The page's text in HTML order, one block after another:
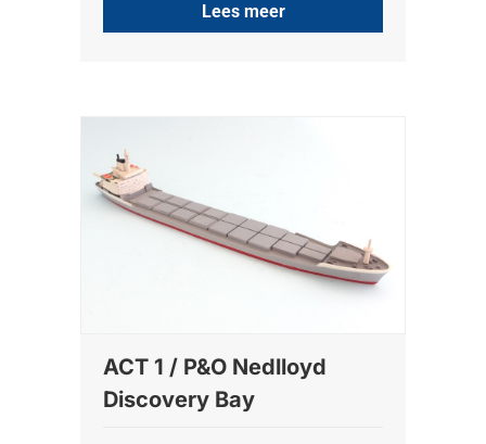
Lees meer
ACT 1 / P&O Nedlloyd
Discovery Bay